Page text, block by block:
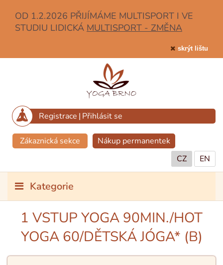
OD 1.2.2026 PŘIJÍMÁME MULTISPORT I VE
STUDIU LIDICKÁ MULTISPORT - ZMĚNA
skrýt lištu
Registrace | Přihlásit se
Zákaznická sekce
Nákup permanentek
CZ
EN
Kategorie
1 VSTUP YOGA 90MIN./HOT
YOGA 60/DĚTSKÁ JÓGA* (B)